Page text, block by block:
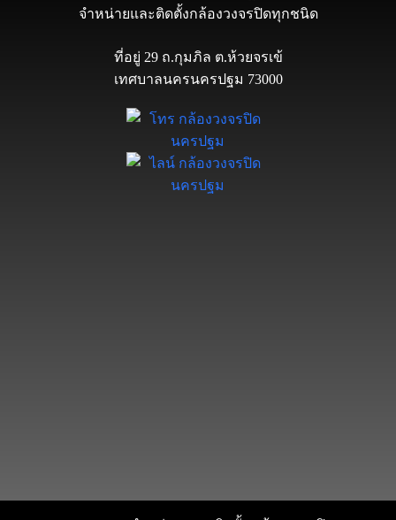
จำหน่ายและติดตั้งกล้องวงจรปิดทุกชนิด
ที่อยู่ 29 ถ.กุมภิล ต.ห้วยจรเข้
เทศบาลนครนครปฐม 73000